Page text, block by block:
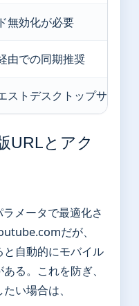
無効化が必要
由での同期推奨
ストデスクトップサイト
URLとアク
メータで最適化さ
だが、
自動的にモバイル
る。これを防ぎ、
い場合は、